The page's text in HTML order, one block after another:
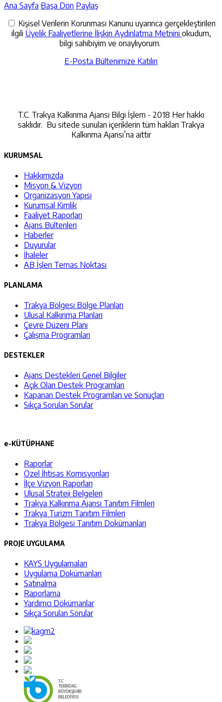
Ana Sayfa Başa Dön Paylaş
Kişisel Verilerin Korunması Kanunu uyarınca gerçekleştirilen
ilgili Üyelik Faaliyetlerine İlişkin Aydınlatma Metnini okudum,
bilgi sahibiyim ve onaylıyorum.
E-Posta Bültenimize Katılın
T.C. Trakya Kalkınma Ajansı Bilgi İşlem - 2018 Her hakkı
saklıdır. Bu sitede sunulan içeriklerin tüm hakları Trakya
Kalkınma Ajansı’na aittir
KURUMSAL
Hakkımızda
Misyon & Vizyon
Organizasyon Yapısı
Kurumsal Kimlik
Faaliyet Raporları
Ajans Bültenleri
Haberler
Duyurular
İhaleler
AB İşleri Temas Noktası
PLANLAMA
Trakya Bölgesi Bölge Planları
Ulusal Kalkınma Planları
Çevre Düzeni Planı
Çalışma Programları
DESTEKLER
Ajans Destekleri Genel Bilgiler
Açık Olan Destek Programları
Kapanan Destek Programları ve Sonuçları
Sıkça Sorulan Sorular
e-KÜTÜPHANE
Raporlar
Özel İhtisas Komisyonları
İlçe Vizyon Raporları
Ulusal Strateji Belgeleri
Trakya Kalkınma Ajansı Tanıtım Filmleri
Trakya Turizm Tanıtım Filmleri
Trakya Bölgesi Tanıtım Dokümanları
PROJE UYGULAMA
KAYS Uygulamaları
Uygulama Dokümanları
Satınalma
Raporlama
Yardımcı Dökümanlar
Sıkça Sorulan Sorular